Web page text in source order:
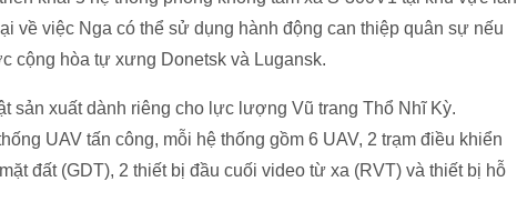
về việc Nga có thể sử dụng hành động can thiệp quân sự nếu
cộng hòa tự xưng Donetsk và Lugansk.
sản xuất dành riêng cho lực lượng Vũ trang Thổ Nhĩ Kỳ.
UAV tấn công, mỗi hệ thống gồm 6 UAV, 2 trạm điều khiển
đất (GDT), 2 thiết bị đầu cuối video từ xa (RVT) và thiết bị hỗ